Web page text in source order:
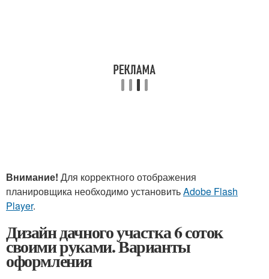
Внимание! Для корректного отображения
планировщика необходимо установитьAdobe Flash
Player.
Дизайн дачного участка 6 соток
своими руками. Варианты
оформления